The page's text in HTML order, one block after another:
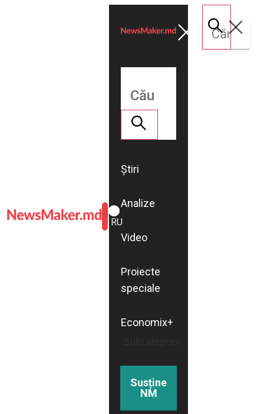
ROMÂNĂ
RU
Știri
Analize
Video
Proiecte
speciale
Economix+
Susține
NM